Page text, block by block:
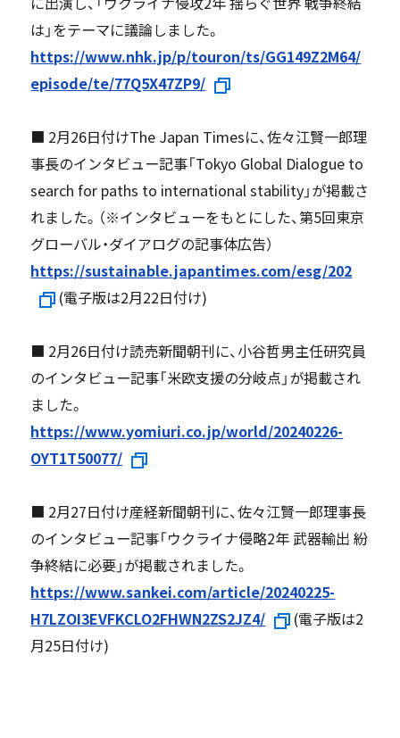
は」をテーマに議論しました。
https://www.nhk.jp/p/touron/ts/GG149Z2M64/
episode/te/77Q5X47ZP9/
■ 2月26日付けThe Japan Timesに、佐々江賢一郎理
事長のインタビュー記事「Tokyo Global Dialogue to
search for paths to international stability」が掲載さ
れました。（※インタビューをもとにした、第5回東京
グローバル・ダイアログの記事体広告）
https://sustainable.japantimes.com/esg/202
(電子版は2月22日付け)
■ 2月26日付け読売新聞朝刊に、小谷哲男主任研究員
のインタビュー記事「米欧支援の分岐点」が掲載され
ました。
https://www.yomiuri.co.jp/world/20240226-
OYT1T50077/
■ 2月27日付け産経新聞朝刊に、佐々江賢一郎理事長
のインタビュー記事「ウクライナ侵略2年 武器輸出 紛
争終結に必要」が掲載されました。
https://www.sankei.com/article/20240225-
H7LZOI3EVFKCLO2FHWN2ZS2JZ4/
(電子版は2
月25日付け)